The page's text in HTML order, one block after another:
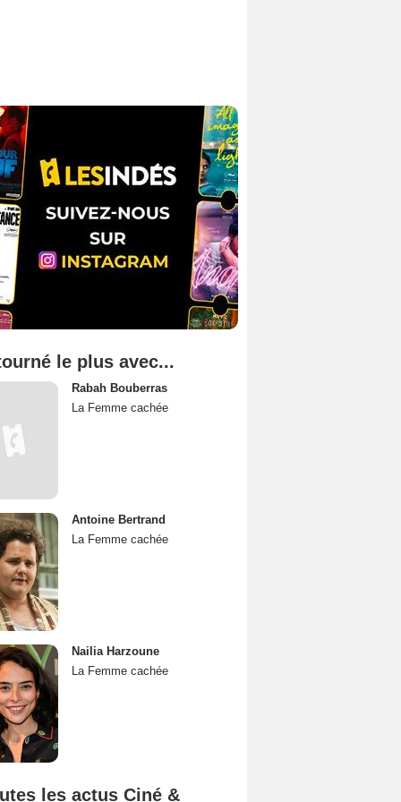
le plus avec...
Rabah Bouberras
La Femme cachée
Antoine Bertrand
La Femme cachée
Nailia Harzoune
La Femme cachée
les actus Ciné &